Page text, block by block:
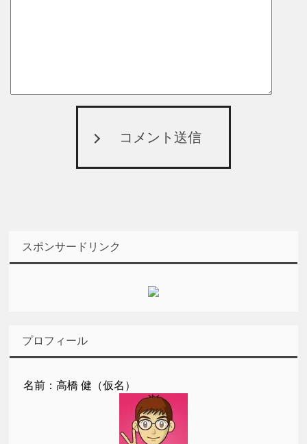
コメント送信
スポンサードリンク
プロフィール
名前：高橋 健（仮名）